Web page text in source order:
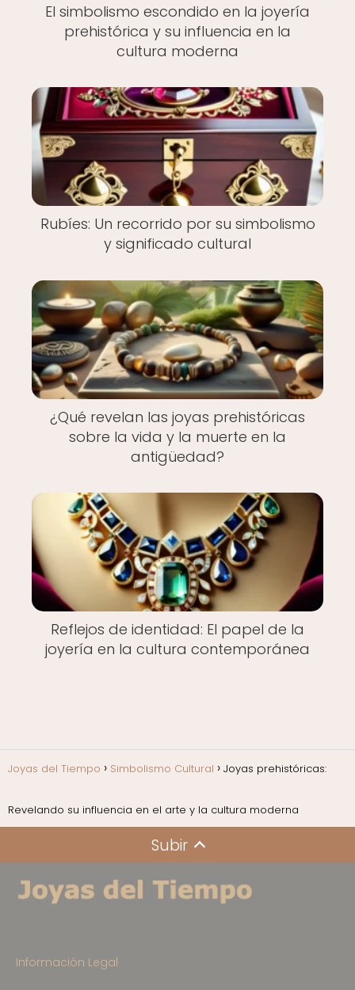
El simbolismo escondido en la joyería
prehistórica y su influencia en la
cultura moderna
Rubíes: Un recorrido por su simbolismo
y significado cultural
¿Qué revelan las joyas prehistóricas
sobre la vida y la muerte en la
antigüedad?
Reflejos de identidad: El papel de la
joyería en la cultura contemporánea
Joyas del Tiempo Simbolismo Cultural Joyas prehistóricas:
Revelando su influencia en el arte y la cultura moderna
Subir
Información Legal